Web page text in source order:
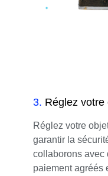
3. Réglez votre
Réglez votre
garantir la
collaborons avec
paiement agréés